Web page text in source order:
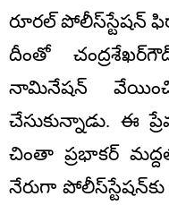
రూరల్‌ పోలీస్‌స్టేషన్‌
దీంతో
నామినేషన్‌
చేసుకున్నాడు. ఈ
చింతా ప్రభాకర్‌
నేరుగా